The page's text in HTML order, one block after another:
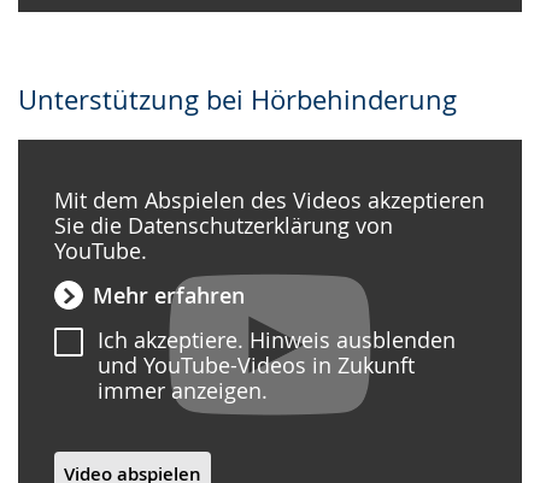
Unterstützung bei Hörbehinderung
Mit dem Abspielen des Videos akzeptieren
Sie die Datenschutzerklärung von
YouTube.
Mehr erfahren
Ich akzeptiere. Hinweis ausblenden
und YouTube-Videos in Zukunft
immer anzeigen.
Video abspielen